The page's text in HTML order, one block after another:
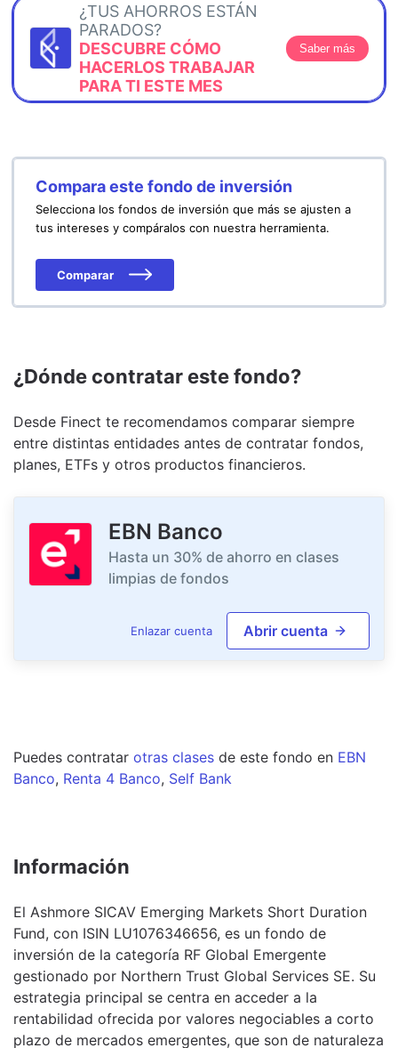
¿TUS AHORROS ESTÁN
PARADOS?
DESCUBRE CÓMO
HACERLOS TRABAJAR
PARA TI ESTE MES
Saber más
Compara este fondo de inversión
Selecciona los fondos de inversión que más se ajusten a
tus intereses y compáralos con nuestra herramienta.
Comparar
¿Dónde contratar este fondo?
Desde Finect te recomendamos comparar siempre
entre distintas entidades antes de contratar fondos,
planes, ETFs y otros productos financieros.
EBN Banco
Hasta un 30% de ahorro en clases
limpias de fondos
Enlazar cuenta Abrir cuenta
Puedes contratar otras clases de este fondo en EBN
Banco, Renta 4 Banco, Self Bank
Información
El Ashmore SICAV Emerging Markets Short Duration
Fund, con ISIN LU1076346656, es un fondo de
inversión de la categoría RF Global Emergente
gestionado por Northern Trust Global Services SE. Su
estrategia principal se centra en acceder a la
rentabilidad ofrecida por valores negociables a corto
plazo de mercados emergentes, que son de naturaleza